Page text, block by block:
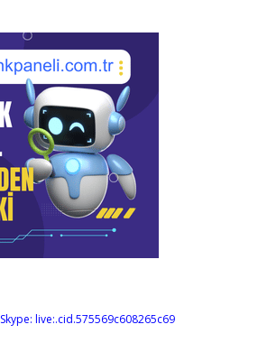
Skype: live:.cid.575569c608265c69